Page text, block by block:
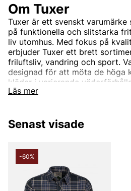
Läs mer
Om Tuxer
Tuxer är ett svenskt varumärke
på funktionella och slitstarka
liv utomhus. Med fokus på
erbjuder Tuxer ett brett
friluftsliv, vandring och sport.
designad för att möta de höga
kläder i varierande
detaljer och hållbara material
utmaningar och avslappnade
Andra populära
Senast visade
-60%